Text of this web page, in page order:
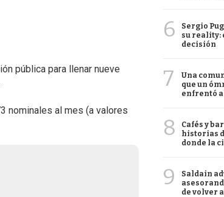
pública para llenar nueve
nominales al mes (a valores
6
Sergio
su reality:
decisión
7
Una
que un
enfrentó
8
Cafés y
historias
donde la
9
Saldain
de volver